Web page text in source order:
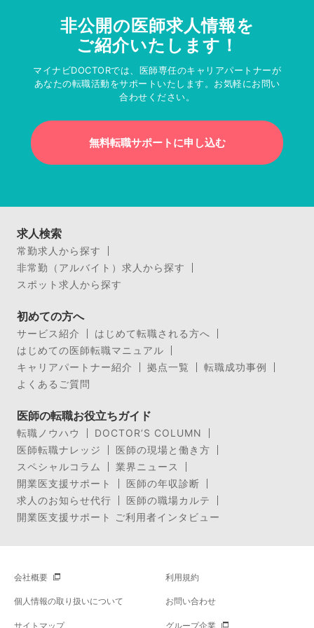
非公開の医師求人情報を
ご紹介いたします！
マイナビDOCTORでは、医師専任のキャリアパートナーが
あなたの転職活動をサポートいたします。お気軽にお問い
合わせください。
無料転職サポートに申し込む
求人検索
常勤求人から探す
非常勤（アルバイト）求人から探す
スポット求人から探す
初めての方へ
サービス紹介
はじめて転職される方へ
はじめての医師転職マニュアル
キャリアパートナー紹介
拠点一覧
転職成功事例
よくあるご質問
医師の転職お役立ちガイド
転職ノウハウ
DOCTOR’S COLUMN
医師転職ナレッジ
医師の現場と働き方
スペシャルコラム
業界ニュース
開業医支援サポート
医師の年収診断
求人のお知らせ代行
医師の職場カルテ
開業医支援サポート ご利用者インタビュー
会社概要 利用規約
個人情報の取り扱いについて お問い合わせ
サイトマップ グループ企業